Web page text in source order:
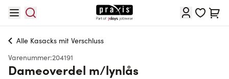
Cart
Alle Kasacks mit Verschluss
Varenummer:204191
Dameoverdel m/lynlås